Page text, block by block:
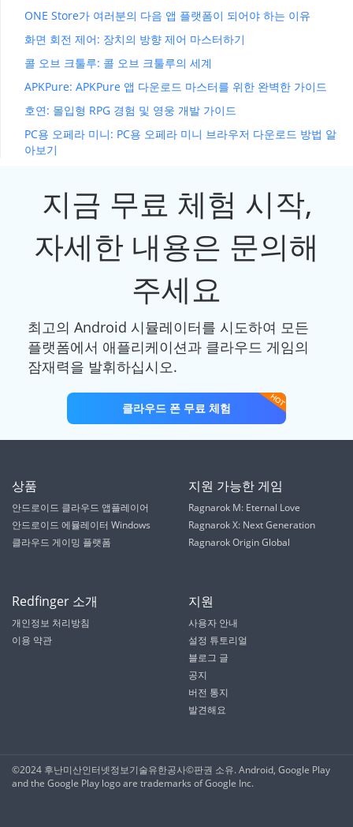
ONE Store가 여러분의 다음 앱 플랫폼이 되어야 하는 이유
화면 회전 제어: 장치의 방향 제어 마스터하기
콜 오브 크툴루: 콜 오브 크툴루의 세계
APKPure: APKPure 앱 다운로드 마스터를 위한 완벽한 가이드
호연: 몰입형 RPG 경험 및 영웅 개발 가이드
PC용 오페라 미니: PC용 오페라 미니 브라우저 다운로드 방법 알
아보기
지금 무료 체험 시작,
자세한 내용은 문의해
주세요
최고의 Android 시뮬레이터를 시도하여 모든
플랫폼에서 애플리케이션과 클라우드 게임의
잠재력을 발휘하십시오.
클라우드 폰 무료 체험
상품
안드로이드 클라우드 앱플레이어
안드로이드 에뮬레이터 Windows
클라우드 게이밍 플랫폼
지원 가능한 게임
Ragnarok M: Eternal Love
Ragnarok X: Next Generation
Ragnarok Origin Global
Redfinger 소개
개인정보 처리방침
이용 약관
지원
사용자 안내
설정 튜토리얼
블로그 글
공지
버전 통지
발견해요
©2024 후난미산인터넷정보기술유한공사©️판권 소유. Android, Google Play
and the Google Play logo are trademarks of Google Inc.